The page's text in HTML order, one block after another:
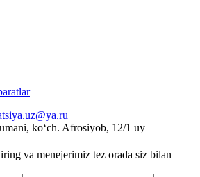
koʻch. Afrosiyob, 12/1 uy
va menejerimiz tez orada siz bilan